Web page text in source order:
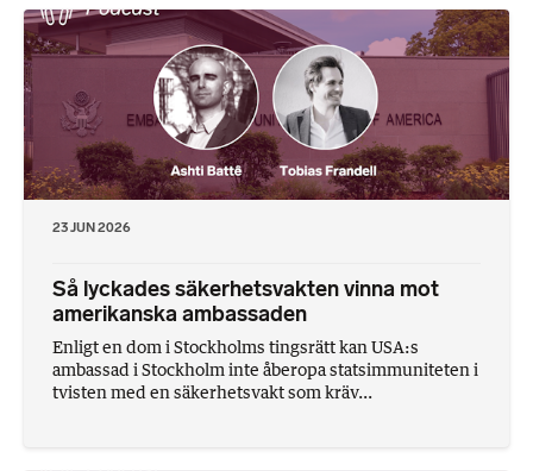
23 JUN 2026
Så lyckades säkerhetsvakten vinna mot
amerikanska ambassaden
Enligt en dom i Stockholms tingsrätt kan USA:s
ambassad i Stockholm inte åberopa statsimmuniteten i
tvisten med en säkerhetsvakt som kräv...